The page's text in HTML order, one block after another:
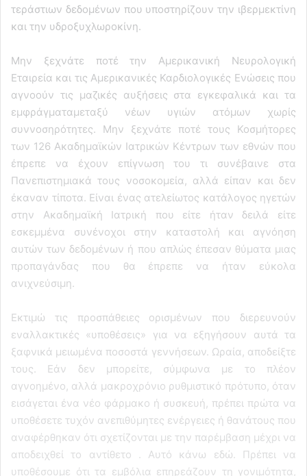
τεράστιων δεδομένων που υποστηρίζουν την ιβερμεκτίνη
και την υδροξυχλωροκίνη.
Μην ξεχνάτε ποτέ την Αμερικανική Νευρολογική
Εταιρεία και τις Αμερικανικές Καρδιολογικές Ενώσεις που
αγνοούν τις μαζικές αυξήσεις στα εγκεφαλικά και τα
εμφράγματαμεταξύ νέων υγιών ατόμων χωρίς
συννοσηρότητες. Μην ξεχνάτε ποτέ τους Κοσμήτορες
των 126 Ακαδημαϊκών Ιατρικών Κέντρων των εθνών που
έπρεπε να έχουν επίγνωση του τι συνέβαινε στα
Πανεπιστημιακά τους νοσοκομεία, αλλά είπαν και δεν
έκαναν τίποτα. Είναι ένας ατελείωτος κατάλογος ηγετών
στην Ακαδημαϊκή Ιατρική που είτε ήταν δειλά είτε
εσκεμμένα συνένοχοι στην καταστολή και αγνόηση
αυτών των δεδομένων ή που απλώς έπεσαν θύματα μιας
προπαγάνδας που θα έπρεπε να ήταν εύκολα
ανιχνεύσιμη.
Εκτιμώ τις προσπάθειες ορισμένων που διερευνούν
εναλλακτικές «υποθέσεις» για να εξηγήσουν αυτά τα
ξαφνικά μειωμένα ποσοστά γεννήσεων. Ωραία, αποδείξτε
τους. Εάν δεν μπορείτε, σύμφωνα με το πλέον
αγνοημένο, αλλά μακροχρόνιο ρυθμιστικό πρότυπο, όταν
εισάγεται ένα νέο φάρμακο ή συσκευή, πρέπει πρώτα να
υποθέσετε τυχόν ανεπιθύμητες ενέργειες ή θανάτους που
αναφέρθηκαν ότι σχετίζονται με την παρέμβαση μέχρι να
αποδειχθεί το αντίθετο . Αυτό κάνω εδώ. Πρέπει να
υποθέσουμε ότι τα εμβόλια επηρεάζουν τη γονιμότητα,